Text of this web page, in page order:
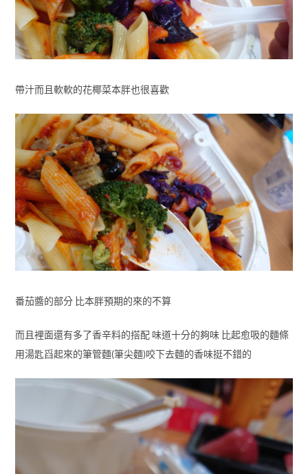
帶汁而且軟軟的花椰菜本胖也很喜歡
番茄醬的部分 比本胖預期的來的不算
而且裡面還有多了香辛料的搭配 味道十分的夠味 比起愈吸的麵條
用湯匙舀起來的筆管麵(筆尖麵)咬下去麵的香味挺不錯的